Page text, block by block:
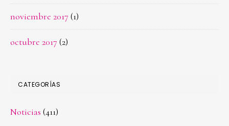
noviembre 2017 (1)
octubre 2017 (2)
CATEGORÍAS
Noticias (411)